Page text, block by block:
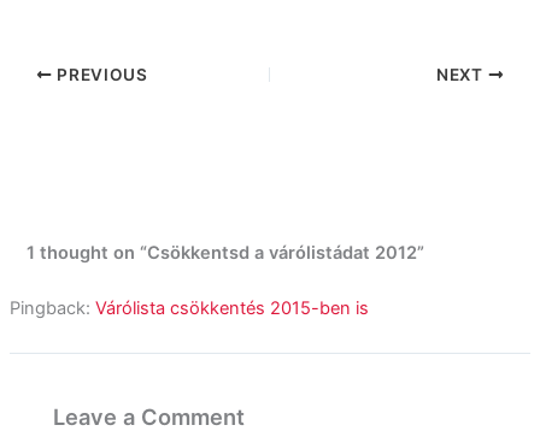
PREVIOUS NEXT
1 thought on “Csökkentsd a várólistádat 2012”
Pingback: Várólista csökkentés 2015-ben is
Leave a Comment